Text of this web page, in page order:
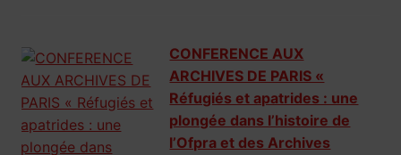
CONFERENCE AUX
ARCHIVES DE PARIS «
Réfugiés et apatrides : une
plongée dans l’histoire de
l’Ofpra et des Archives